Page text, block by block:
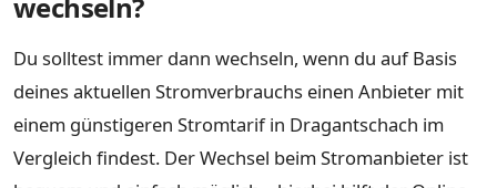
Du solltest immer dann wechseln, wenn du auf Basis
deines aktuellen Stromverbrauchs einen Anbieter mit
einem günstigeren Stromtarif in Dragantschach im
Vergleich findest. Der Wechsel beim Stromanbieter ist